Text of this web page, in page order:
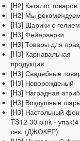
[H2] Каталог товаров
[H2] Мы
[H3] Шарики с гелием
[H3] Фейерверки
[H3] Товары для
[H3] Карнавальная
продукция
[H3] Свадебные
[H3] Новорожденый
[H3] Наградная
[H3] Воздушные
[H3] Настольный
TS12-30 pink -
сек. (ДЖОКЕР)